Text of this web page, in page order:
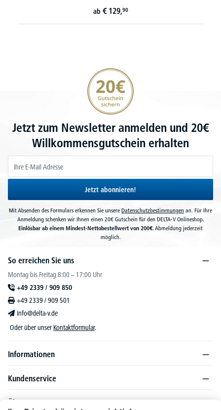
ab € 129,90
20€ Gutschein sichern
Jetzt zum Newsletter anmelden und 20€
Willkommensgutschein erhalten
Jetzt abonnieren!
Mit Absenden des Formulars erkennen Sie unsere Datenschutzbestimmungen an. Für Ihre
Anmeldung schenken wir Ihnen einen 20€ Gutschein für den DELTA-V Onlineshop.
Einlösbar ab einem Mindest-Nettobestellwert von 200€.Abmeldung jederzeit
möglich.
So erreichen Sie uns
Montag bis Freitag 8:00 – 17:00 Uhr
+49 2339 / 909 850
+49 2339 / 909 501
info@delta-v.de
Oder über unser Kontaktformular.
Informationen
Kundenservice
Über DELTA-V